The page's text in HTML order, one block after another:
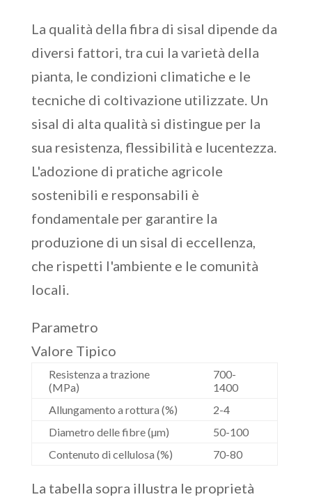
La qualità della fibra di sisal dipende da
diversi fattori, tra cui la varietà della
pianta, le condizioni climatiche e le
tecniche di coltivazione utilizzate. Un
sisal di alta qualità si distingue per la
sua resistenza, flessibilità e lucentezza.
L'adozione di pratiche agricole
sostenibili e responsabili è
fondamentale per garantire la
produzione di un sisal di eccellenza,
che rispetti l'ambiente e le comunità
locali.
Parametro
Valore Tipico
Resistenza a trazione
(MPa)
700-
1400
Allungamento a rottura (%)
2-4
Diametro delle fibre (µm)
50-100
Contenuto di cellulosa (%)
70-80
La tabella sopra illustra le proprietà